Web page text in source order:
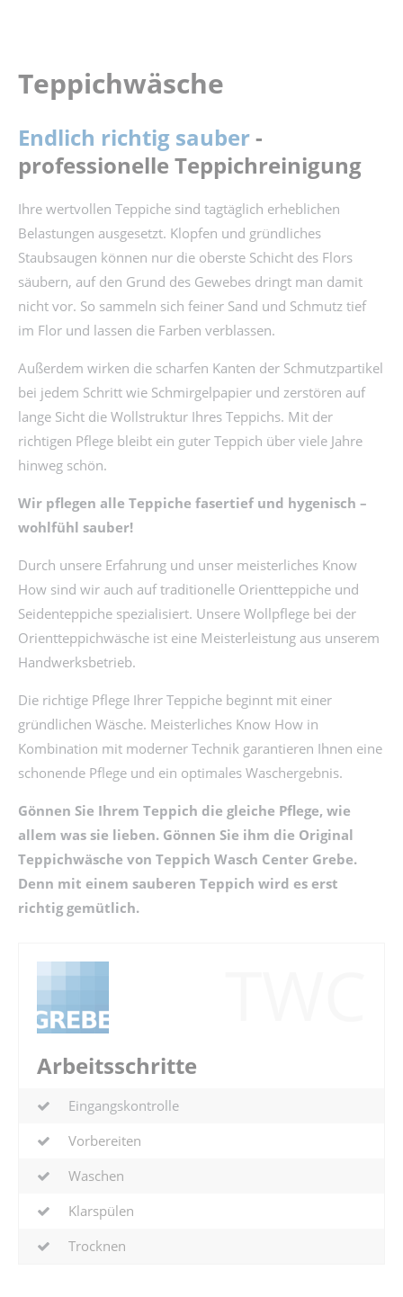
Teppichwäsche
Endlich richtig sauber-
professionelle Teppichreinigung
Ihre wertvollen Teppiche sind tagtäglich erheblichen
Belastungen ausgesetzt. Klopfen und gründliches
Staubsaugen können nur die oberste Schicht des Flors
säubern, auf den Grund des Gewebes dringt man damit
nicht vor. So sammeln sich feiner Sand und Schmutz tief
im Flor und lassen die Farben verblassen.
Außerdem wirken die scharfen Kanten der Schmutzpartikel
bei jedem Schritt wie Schmirgelpapier und zerstören auf
lange Sicht die Wollstruktur Ihres Teppichs. Mit der
richtigen Pflege bleibt ein guter Teppich über viele Jahre
hinweg schön.
Wir pflegen alle Teppiche fasertief und hygenisch –
wohlfühl sauber!
Durch unsere Erfahrung und unser meisterliches Know
How sind wir auch auf traditionelle Orientteppiche und
Seidenteppiche spezialisiert. Unsere Wollpflege bei der
Orientteppichwäsche ist eine Meisterleistung aus unserem
Handwerksbetrieb.
Die richtige Pflege Ihrer Teppiche beginnt mit einer
gründlichen Wäsche. Meisterliches Know How in
Kombination mit moderner Technik garantieren Ihnen eine
schonende Pflege und ein optimales Waschergebnis.
Gönnen Sie Ihrem Teppich die gleiche Pflege, wie
allem was sie lieben. Gönnen Sie ihm die Original
Teppichwäsche von Teppich Wasch Center Grebe.
Denn mit einem sauberen Teppich wird es erst
richtig gemütlich.
Arbeitsschritte
Eingangskontrolle
Vorbereiten
Waschen
Klarspülen
Trocknen